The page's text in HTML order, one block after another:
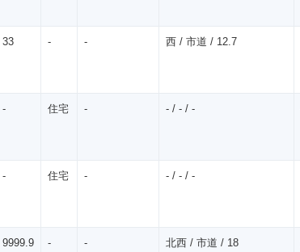
33 - - 西 / 市道 / 12.7
- 住宅 - - / - / -
- 住宅 - - / - / -
9999.9 - - 北西 / 市道 / 18